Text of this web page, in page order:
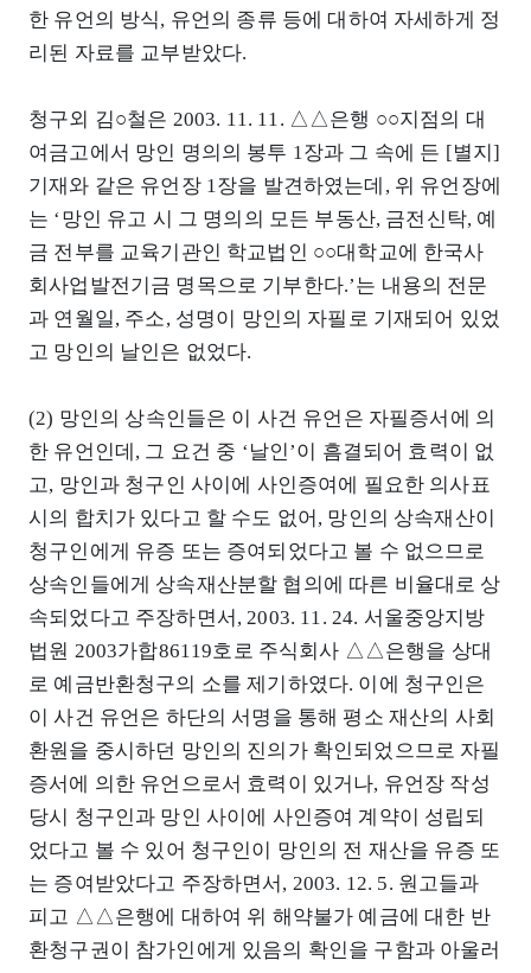
한 유언의 방식, 유언의 종류 등에 대하여 자세하게 정
리된 자료를 교부받았다.
청구외 김○철은 2003. 11. 11. △△은행 ○○지점의 대
여금고에서 망인 명의의 봉투 1장과 그 속에 든 [별지]
기재와 같은 유언장 1장을 발견하였는데, 위 유언장에
는 ‘망인 유고 시 그 명의의 모든 부동산, 금전신탁, 예
금 전부를 교육기관인 학교법인 ○○대학교에 한국사
회사업발전기금 명목으로 기부한다.’는 내용의 전문
과 연월일, 주소, 성명이 망인의 자필로 기재되어 있었
고 망인의 날인은 없었다.
(2) 망인의 상속인들은 이 사건 유언은 자필증서에 의
한 유언인데, 그 요건 중 ‘날인’이 흠결되어 효력이 없
고, 망인과 청구인 사이에 사인증여에 필요한 의사표
시의 합치가 있다고 할 수도 없어, 망인의 상속재산이
청구인에게 유증 또는 증여되었다고 볼 수 없으므로
상속인들에게 상속재산분할 협의에 따른 비율대로 상
속되었다고 주장하면서, 2003. 11. 24. 서울중앙지방
법원 2003가합86119호로 주식회사 △△은행을 상대
로 예금반환청구의 소를 제기하였다. 이에 청구인은
이 사건 유언은 하단의 서명을 통해 평소 재산의 사회
환원을 중시하던 망인의 진의가 확인되었으므로 자필
증서에 의한 유언으로서 효력이 있거나, 유언장 작성
당시 청구인과 망인 사이에 사인증여 계약이 성립되
었다고 볼 수 있어 청구인이 망인의 전 재산을 유증 또
는 증여받았다고 주장하면서, 2003. 12. 5. 원고들과
피고 △△은행에 대하여 위 해약불가 예금에 대한 반
환청구권이 참가인에게 있음의 확인을 구함과 아울러